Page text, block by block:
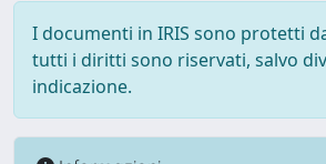
I documenti in IRIS sono protetti
tutti i diritti sono riservati, salvo
indicazione.